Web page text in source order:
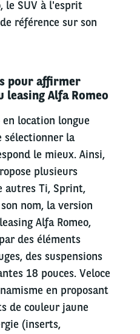
le SUV à l'esprit
référence sur son
pour affirmer
leasing Alfa Romeo
en location longue
sélectionner la
le mieux. Ainsi,
plusieurs
autres Ti, Sprint,
nom, la version
Alfa Romeo,
des éléments
des suspensions
18 pouces. Veloce
en proposant
de couleur jaune
(inserts,